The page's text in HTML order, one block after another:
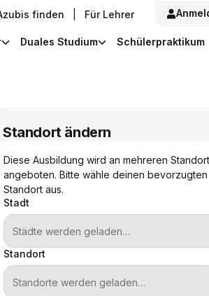
finden Für Lehrer
Duales Studium Schülerpraktikum
Standort ändern
Diese Ausbildung wird an mehreren
angeboten. Bitte wähle deinen bevorzugten
Standort aus.
Stadt
Standort